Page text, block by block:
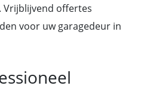
Vrijblijvend offertes
voor uw garagedeur in